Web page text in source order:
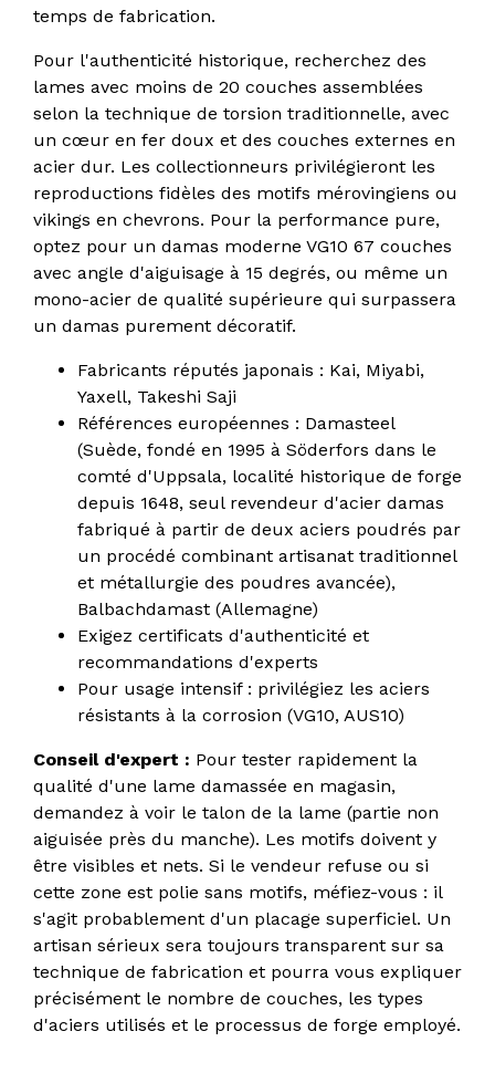
temps de fabrication.
Pour l'authenticité historique, recherchez des
lames avec moins de 20 couches assemblées
selon la technique de torsion traditionnelle, avec
un cœur en fer doux et des couches externes en
acier dur. Les collectionneurs privilégieront les
reproductions fidèles des motifs mérovingiens ou
vikings en chevrons. Pour la performance pure,
optez pour un damas moderne VG10 67 couches
avec angle d'aiguisage à 15 degrés, ou même un
mono-acier de qualité supérieure qui surpassera
un damas purement décoratif.
Fabricants réputés japonais : Kai, Miyabi,
Yaxell, Takeshi Saji
Références européennes : Damasteel
(Suède, fondé en 1995 à Söderfors dans le
comté d'Uppsala, localité historique de forge
depuis 1648, seul revendeur d'acier damas
fabriqué à partir de deux aciers poudrés par
un procédé combinant artisanat traditionnel
et métallurgie des poudres avancée),
Balbachdamast (Allemagne)
Exigez certificats d'authenticité et
recommandations d'experts
Pour usage intensif : privilégiez les aciers
résistants à la corrosion (VG10, AUS10)
Conseil d'expert : Pour tester rapidement la
qualité d'une lame damassée en magasin,
demandez à voir le talon de la lame (partie non
aiguisée près du manche). Les motifs doivent y
être visibles et nets. Si le vendeur refuse ou si
cette zone est polie sans motifs, méfiez-vous : il
s'agit probablement d'un placage superficiel. Un
artisan sérieux sera toujours transparent sur sa
technique de fabrication et pourra vous expliquer
précisément le nombre de couches, les types
d'aciers utilisés et le processus de forge employé.